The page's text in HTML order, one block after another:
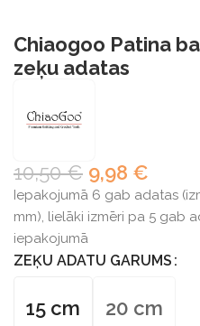
Chiaogoo Patina
zeķu adatas
10,50€ 9,98 €
Iepakojumā 6 gab adatas
mm), lielāki izmēri pa 5 gab
iepakojumā
ZEĶU ADATU GARUMS
15 cm 20 cm